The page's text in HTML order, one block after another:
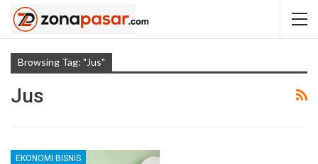
Browsing Tag: "Jus"
Jus
EKONOMI BISNIS